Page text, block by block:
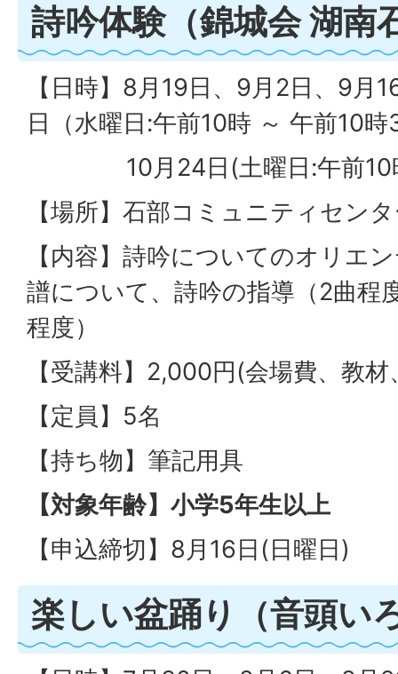
詩吟体験（錦城会 湖南
【日時】8月19日、9月2日、9月
日（水曜日:午前10時 ～ 午前10
10月24日(土曜日:午前10時
【場所】石部コミュニティセン
【内容】詩吟についてのオリエ
譜について、詩吟の指導（2曲程
程度）
【受講料】2,000円(会場費、教
【定員】5名
【持ち物】筆記用具
【対象年齢】小学5年生以上
【申込締切】8月16日(日曜日)
楽しい盆踊り（音頭い